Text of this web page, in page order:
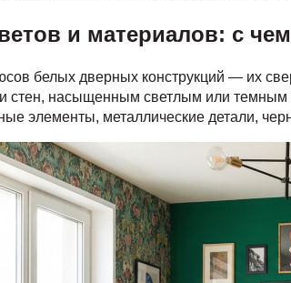
и материалов: с
белых дверных конструкций — их
стен, насыщенным светлым или
элементы, металлические детали,